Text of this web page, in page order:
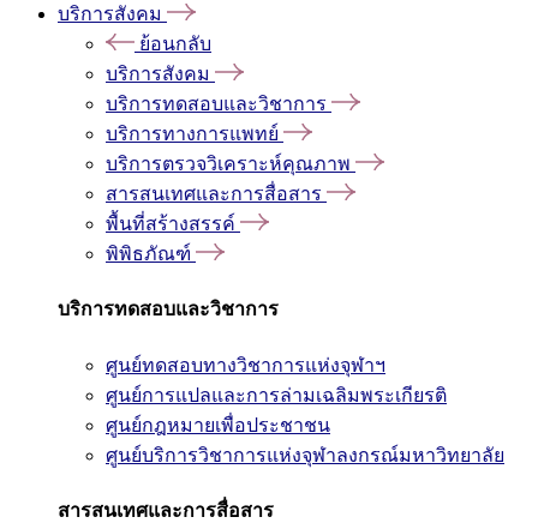
บริการสังคม
ย้อนกลับ
บริการสังคม
บริการทดสอบและวิชาการ
บริการทางการแพทย์
บริการตรวจวิเคราะห์คุณภาพ
สารสนเทศและการสื่อสาร
พื้นที่สร้างสรรค์
พิพิธภัณฑ์
บริการทดสอบและวิชาการ
ศูนย์ทดสอบทางวิชาการแห่งจุฬาฯ
ศูนย์การแปลและการล่ามเฉลิมพระเกียรติ
ศูนย์กฎหมายเพื่อประชาชน
ศูนย์บริการวิชาการแห่งจุฬาลงกรณ์มหาวิทยาลัย
สารสนเทศและการสื่อสาร